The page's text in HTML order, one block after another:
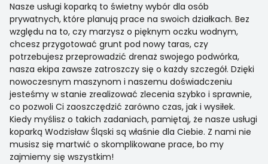
Nasze usługi koparką to świetny wybór dla osób
prywatnych, które planują prace na swoich działkach. Bez
względu na to, czy marzysz o pięknym oczku wodnym,
chcesz przygotować grunt pod nowy taras, czy
potrzebujesz przeprowadzić drenaż swojego podwórka,
nasza ekipa zawsze zatroszczy się o każdy szczegół. Dzięki
nowoczesnym maszynom i naszemu doświadczeniu
jesteśmy w stanie zrealizować zlecenia szybko i sprawnie,
co pozwoli Ci zaoszczędzić zarówno czas, jak i wysiłek.
Kiedy myślisz o takich zadaniach, pamiętaj, że nasze usługi
koparką Wodzisław Śląski są właśnie dla Ciebie. Z nami nie
musisz się martwić o skomplikowane prace, bo my
zajmiemy się wszystkim!